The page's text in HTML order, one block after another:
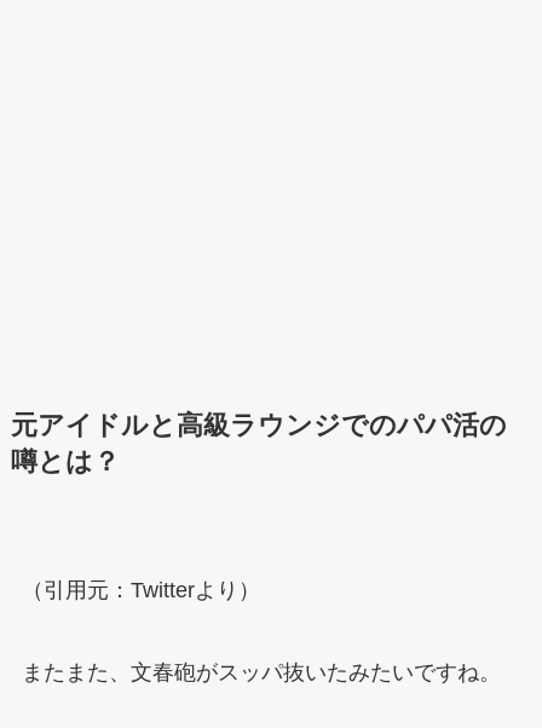
元アイドルと高級ラウンジでのパパ活の
噂とは？
（引用元：Twitterより）
またまた、文春砲がスッパ抜いたみたいですね。